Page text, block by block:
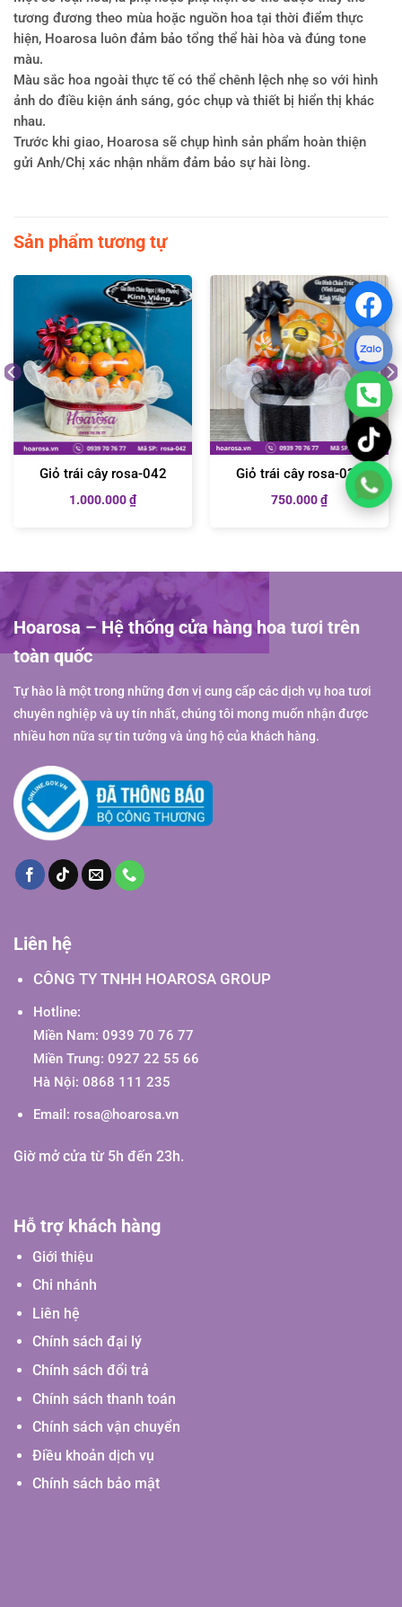
tương đương theo mùa hoặc nguồn hoa tại thời điểm thực
hiện, Hoarosa luôn đảm bảo tổng thể hài hòa và đúng tone
màu.
Màu sắc hoa ngoài thực tế có thể chênh lệch nhẹ so với hình
ảnh do điều kiện ánh sáng, góc chụp và thiết bị hiển thị khác
nhau.
Trước khi giao, Hoarosa sẽ chụp hình sản phẩm hoàn thiện
gửi Anh/Chị xác nhận nhằm đảm bảo sự hài lòng.
Sản phẩm tương tự
Giỏ trái cây rosa-042
1.000.000₫
Giỏ trái cây rosa-027
750.000₫
Hoarosa – Hệ thống cửa hàng hoa tươi trên
toàn quốc
Tự hào là một trong những đơn vị cung cấp các dịch vụ hoa tươi
chuyên nghiệp và uy tín nhất, chúng tôi mong muốn nhận được
nhiều hơn nữa sự tin tưởng và ủng hộ của khách hàng.
Liên hệ
CÔNG TY TNHH HOAROSA GROUP
Hotline:
Miền Nam: 0939 70 76 77
Miền Trung: 0927 22 55 66
Hà Nội: 0868 111 235
Email: rosa@hoarosa.vn
Giờ mở cửa từ 5h đến 23h.
Hỗ trợ khách hàng
Giới thiệu
Chi nhánh
Liên hệ
Chính sách đại lý
Chính sách đổi trả
Chính sách thanh toán
Chính sách vận chuyển
Điều khoản dịch vụ
Chính sách bảo mật